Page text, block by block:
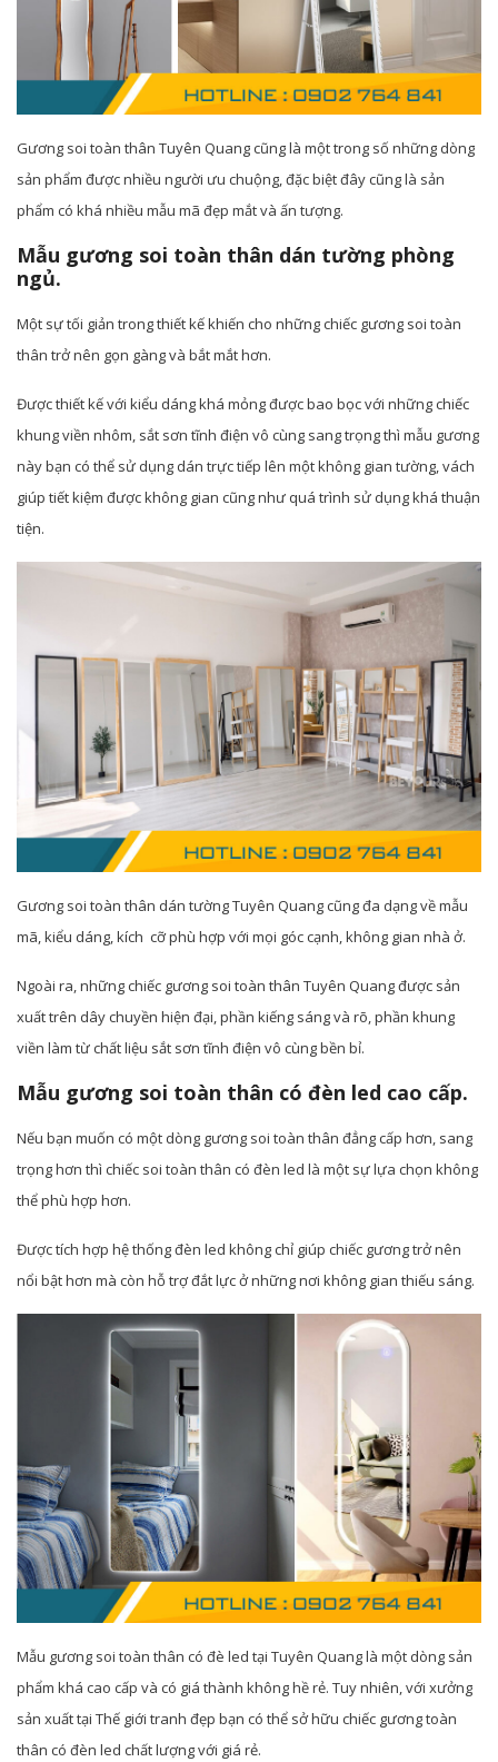
Gương soi toàn thân Tuyên Quang cũng là một trong số những dòng
sản phẩm được nhiều người ưu chuộng, đặc biệt đây cũng là sản
phẩm có khá nhiều mẫu mã đẹp mắt và ấn tượng.
Mẫu gương soi toàn thân dán tường phòng
ngủ.
Một sự tối giản trong thiết kế khiến cho những chiếc gương soi toàn
thân trở nên gọn gàng và bắt mắt hơn.
Được thiết kế với kiểu dáng khá mỏng được bao bọc với những chiếc
khung viền nhôm, sắt sơn tĩnh điện vô cùng sang trọng thì mẫu gương
này bạn có thể sử dụng dán trực tiếp lên một không gian tường, vách
giúp tiết kiệm được không gian cũng như quá trình sử dụng khá thuận
tiện.
Gương soi toàn thân dán tường Tuyên Quang cũng đa dạng về mẫu
mã, kiểu dáng, kích cỡ phù hợp với mọi góc cạnh, không gian nhà ở.
Ngoài ra, những chiếc gương soi toàn thân Tuyên Quang được sản
xuất trên dây chuyền hiện đại, phần kiếng sáng và rõ, phần khung
viền làm từ chất liệu sắt sơn tĩnh điện vô cùng bền bỉ.
Mẫu gương soi toàn thân có đèn led cao cấp.
Nếu bạn muốn có một dòng gương soi toàn thân đẳng cấp hơn, sang
trọng hơn thì chiếc soi toàn thân có đèn led là một sự lựa chọn không
thể phù hợp hơn.
Được tích hợp hệ thống đèn led không chỉ giúp chiếc gương trở nên
nổi bật hơn mà còn hỗ trợ đắt lực ở những nơi không gian thiếu sáng.
Mẫu gương soi toàn thân có đè led tại Tuyên Quang là một dòng sản
phẩm khá cao cấp và có giá thành không hề rẻ. Tuy nhiên, với xưởng
sản xuất tại Thế giới tranh đẹp bạn có thể sở hữu chiếc gương toàn
thân có đèn led chất lượng với giá rẻ.